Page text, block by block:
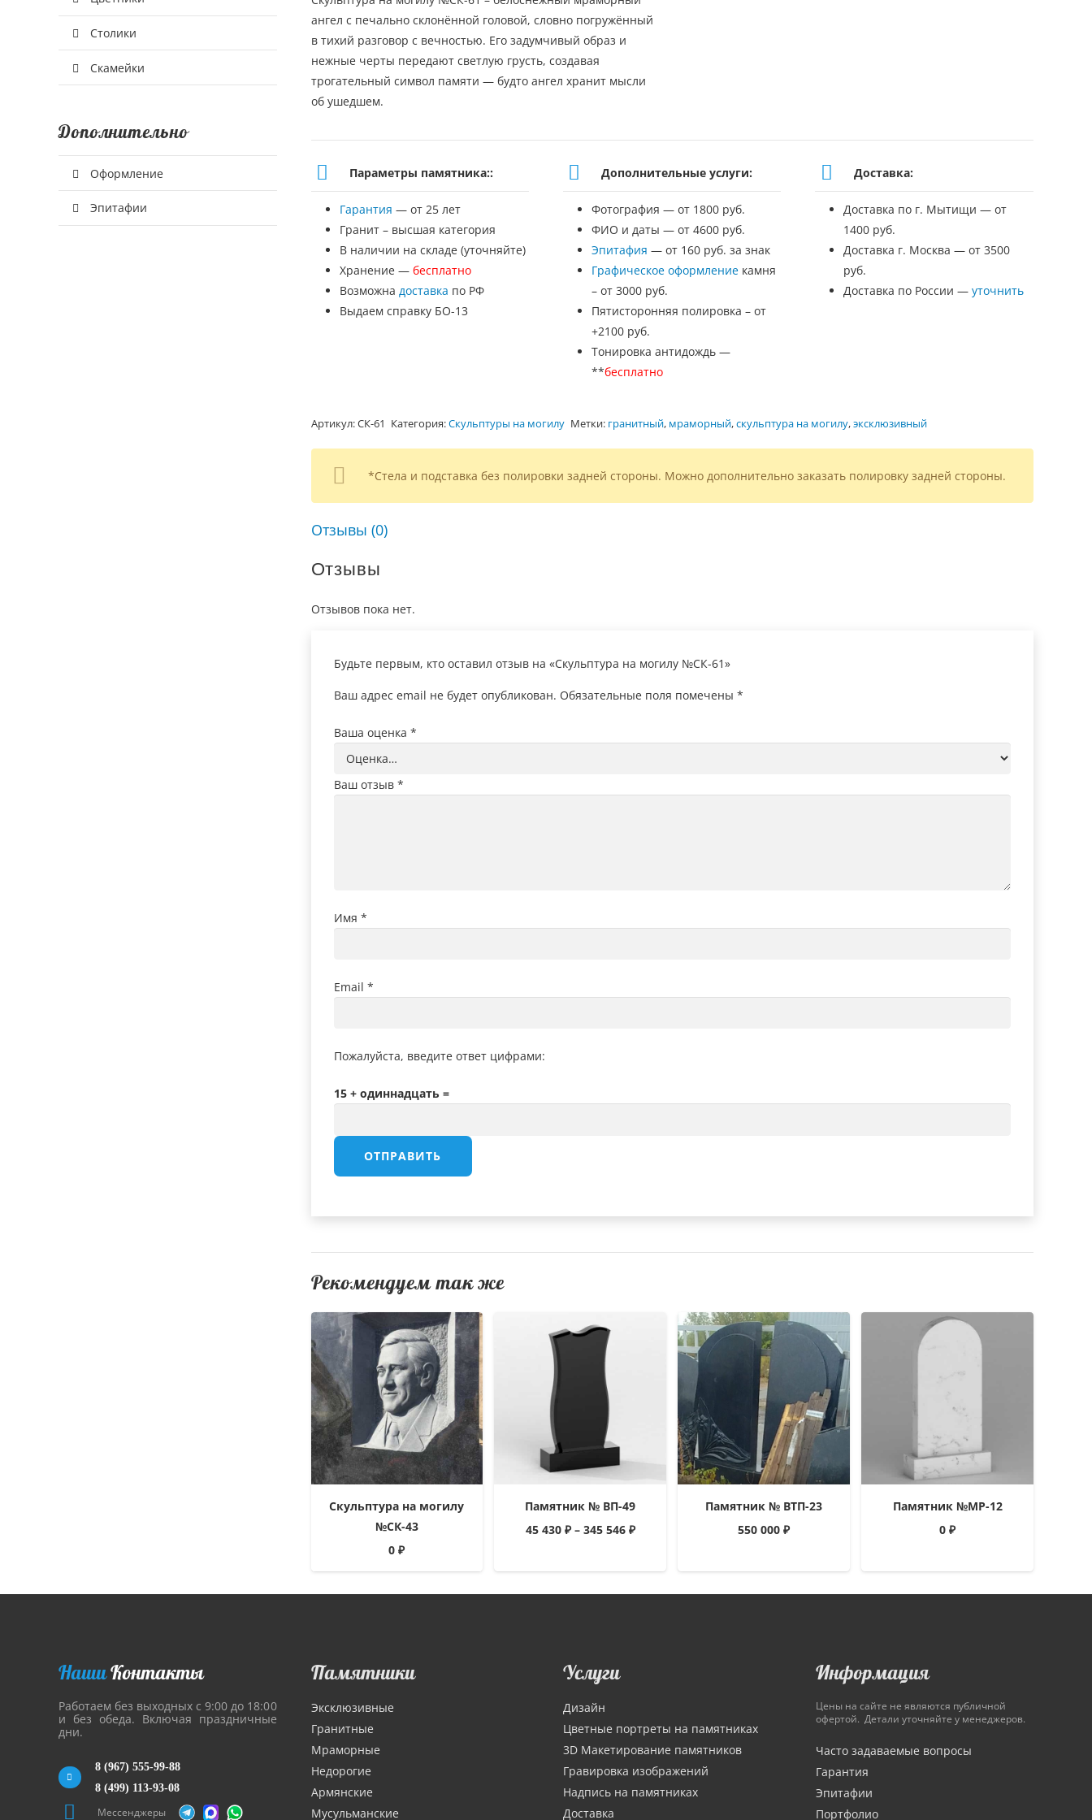
Столики
Скамейки
Дополнительно
Оформление
Эпитафии
ангел с печально склонённой головой, словно погружённый
в тихий разговор с вечностью. Его задумчивый образ и
нежные черты передают светлую грусть, создавая
трогательный символ памяти — будто ангел хранит мысли
об ушедшем.
Параметры памятника::
Гарантия — от 25 лет
Гранит – высшая категория
В наличии на складе (уточняйте)
Хранение — бесплатно
Возможна доставка по РФ
Выдаем справку БО-13
Дополнительные услуги:
Фотография — от 1800 руб.
ФИО и даты — от 4600 руб.
Эпитафия — от 160 руб. за знак
Графическое оформлениекамня
– от 3000 руб.
Пятисторонняя полировка – от
+2100 руб.
Тонировка антидождь —
**бесплатно
Доставка:
Доставка по г. Мытищи — от
1400 руб.
Доставка г. Москва — от 3500
руб.
Доставка по России —уточнить
Артикул:СК-61 Категория:Скульптуры на могилу Метки: гранитный, мраморный,скульптура на могилу,эксклюзивный
*Стела и подставка без полировки задней стороны. Можно дополнительно заказать полировку задней стороны.
Отзывы (0)
Отзывы
Отзывов пока нет.
Будьте первым, кто оставил отзыв на «Скульптура на могилу №СК-61»
Ваш адрес email не будет опубликован. Обязательные поля помечены *
Ваша оценка *
Ваш отзыв *
Имя *
Email *
Пожалуйста, введите ответ цифрами:
15 + одиннадцать =
Рекомендуем так же
Скульптура на могилу
№СК-43
0₽
Памятник № ВП-49
45 430 ₽– 345 546 ₽
Памятник № ВТП-23
550 000₽
Памятник №МР-12
0₽
НашиКонтакты
Работаем без выходных с 9:00 до 18:00
и без обеда. Включая праздничные
дни.
8 (967) 555-99-88
8 (499) 113-93-08
Мессенджеры
Памятники
Эксклюзивные
Гранитные
Мраморные
Недорогие
Армянские
Мусульманские
Услуги
Дизайн
Цветные портреты на памятниках
3D Макетирование памятников
Гравировка изображений
Надпись на памятниках
Доставка
Информация
Цены на сайте не являются публичной
офертой. Детали уточняйте у менеджеров.
Часто задаваемые вопросы
Гарантия
Эпитафии
Портфолио